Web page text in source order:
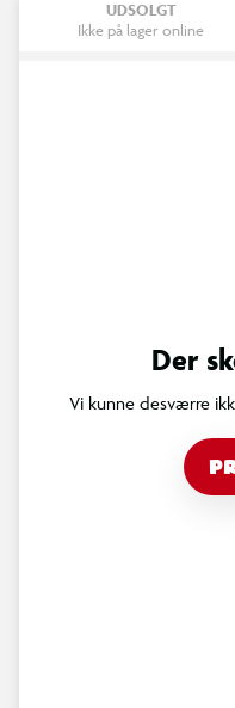
UDSOLGT
Ikke på lager online
Der
Vi kunne desværre